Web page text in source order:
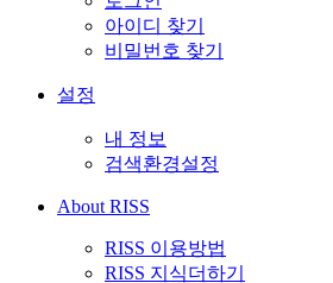
아이디 찾기
비밀번호 찾기
설정
내 정보
검색환경설정
About RISS
RISS 이용방법
RISS 지식더하기